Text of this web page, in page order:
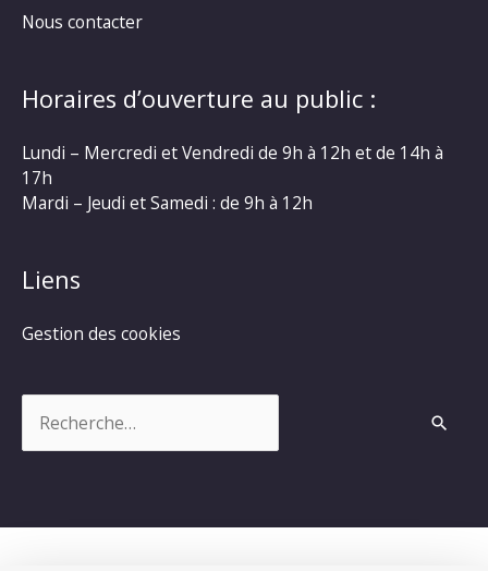
Nous contacter
Horaires d’ouverture au public :
Lundi – Mercredi et Vendredi de 9h à 12h et de 14h à
17h
Mardi – Jeudi et Samedi : de 9h à 12h
Liens
Gestion des cookies